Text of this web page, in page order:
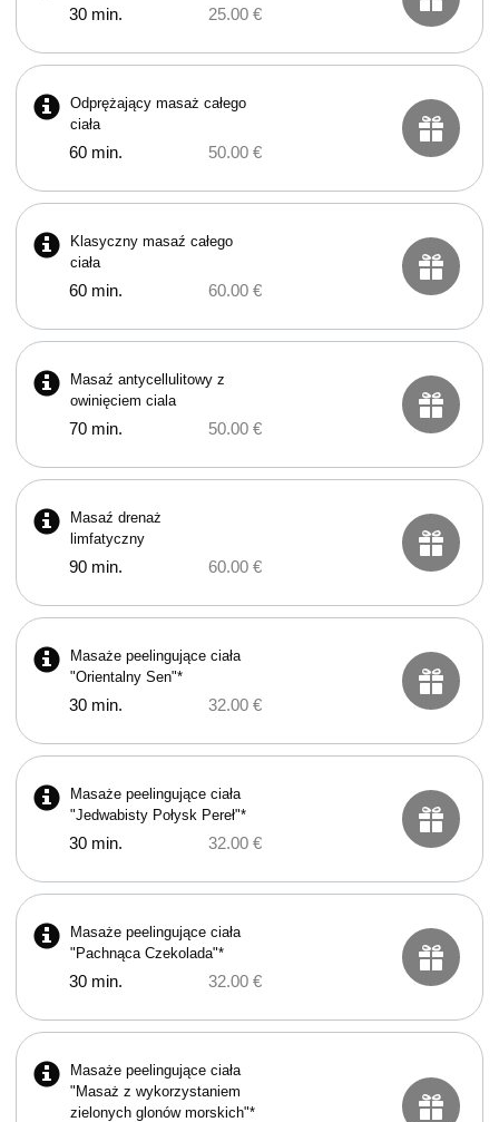
30 min. 25.00 €
Odprężający masaż całego
ciała
60 min. 50.00 €
Klasyczny masaź całego
ciała
60 min. 60.00 €
Masaź antycellulitowy z
owinięciem ciala
70 min. 50.00 €
Masaź drenaż
limfatyczny
90 min. 60.00 €
Masaże peelingujące ciała
"Orientalny Sen"*
30 min. 32.00 €
Masaże peelingujące ciała
"Jedwabisty Połysk Pereł"*
30 min. 32.00 €
Masaże peelingujące ciała
"Pachnąca Czekolada"*
30 min. 32.00 €
Masaże peelingujące ciała
"Masaż z wykorzystaniem
zielonych glonów morskich"*